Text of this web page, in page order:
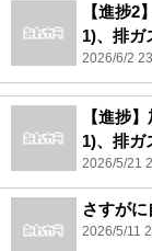
【進捗
1)、排ガ
2026/6/2
【進捗
1)、排ガ
2026/5/21
さすが
2026/5/11